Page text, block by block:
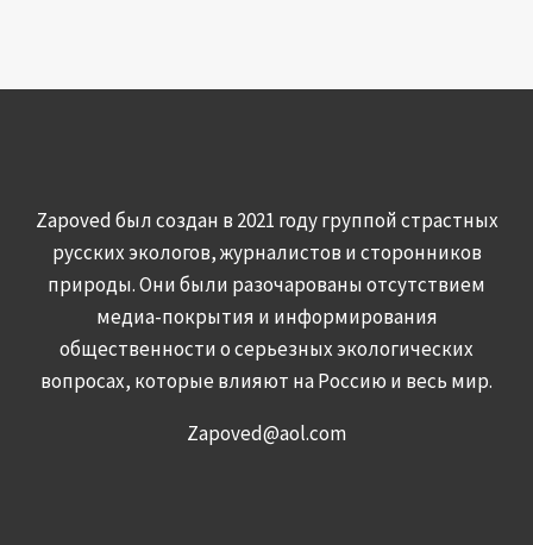
Zapoved был создан в 2021 году группой страстных
русских экологов, журналистов и сторонников
природы. Они были разочарованы отсутствием
медиа-покрытия и информирования
общественности о серьезных экологических
вопросах, которые влияют на Россию и весь мир.
Zapoved@aol.com